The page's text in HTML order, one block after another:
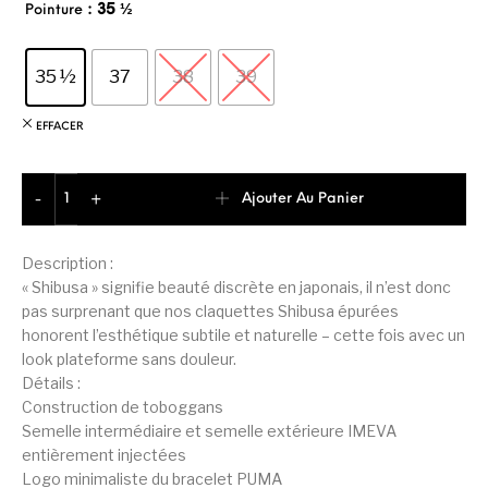
Description :
« Shibusa » signifie beauté discrète en japonais, il n’est donc
pas surprenant que nos claquettes Shibusa épurées
honorent l’esthétique subtile et naturelle – cette fois avec un
look plateforme sans douleur.
Détails :
Construction de toboggans
Semelle intermédiaire et semelle extérieure IMEVA
entièrement injectées
Logo minimaliste du bracelet PUMA
Pointure : 35 ½
35 ½ 37 38 39
EFFACER
-
+
Ajouter Au Panier